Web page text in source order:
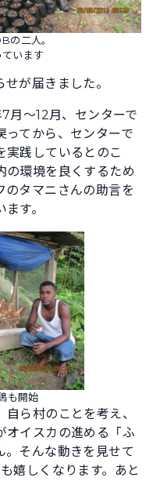
の二人。
います
が届きました。
月～12月、センターで
ってから、センターで
実践しているとのこ
の環境を良くするため
のタマニさんの助言を
す。
も開始
ら村のことを考え、
オイスカの進める「ふ
。そんな動きを見せて
嬉しくなります。あと